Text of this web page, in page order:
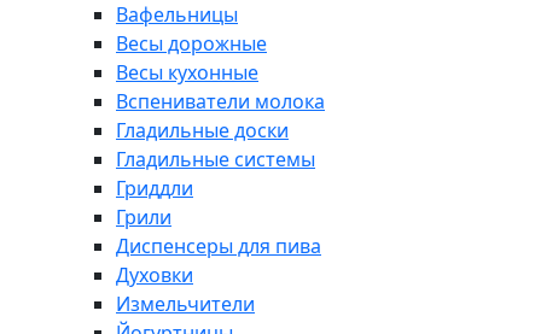
Вафельницы
Весы дорожные
Весы кухонные
Вспениватели молока
Гладильные доски
Гладильные системы
Гриддли
Грили
Диспенсеры для пива
Духовки
Измельчители